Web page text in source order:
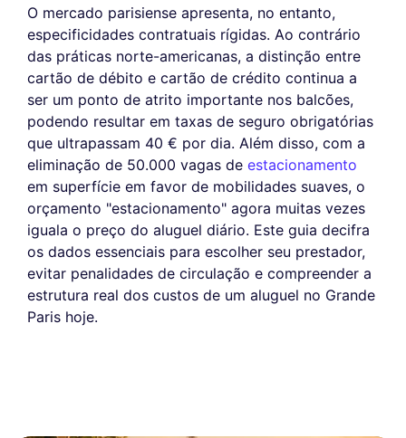
O mercado parisiense apresenta, no entanto,
especificidades contratuais rígidas. Ao contrário
das práticas norte-americanas, a distinção entre
cartão de débito e cartão de crédito continua a
ser um ponto de atrito importante nos balcões,
podendo resultar em taxas de seguro obrigatórias
que ultrapassam 40 € por dia. Além disso, com a
eliminação de 50.000 vagas de estacionamento
em superfície em favor de mobilidades suaves, o
orçamento "estacionamento" agora muitas vezes
iguala o preço do aluguel diário. Este guia decifra
os dados essenciais para escolher seu prestador,
evitar penalidades de circulação e compreender a
estrutura real dos custos de um aluguel no Grande
Paris hoje.